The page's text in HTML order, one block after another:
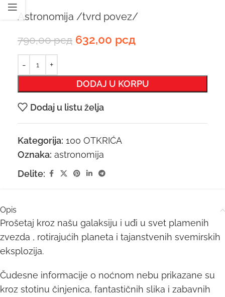
Astronomija /tvrd povez/
790,00рсд 632,00 рсд
DODAJ U KORPU
Dodaj u listu želja
Kategorija: 100 OTKRIĆA
Oznaka: astronomija
Delite:
Opis
Prošetaj kroz našu galaksiju i uđi u svet plamenih
zvezda , rotirajućih planeta i tajanstvenih svemirskih
eksplozija.
Čudesne informacije o noćnom nebu prikazane su
kroz stotinu činjenica, fantastičnih slika i zabavnih